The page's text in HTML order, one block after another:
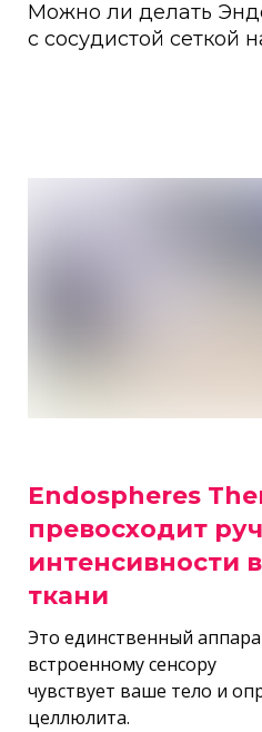
всасывание заменяется
растяжение тканей
микровибрацией
Можно ли делать
с сосудистой сеткой
Endospheres
превосходит
интенсивности
ткани
Это единственный
встроенному сенсору
чувствует ваше тело и
целлюлита.